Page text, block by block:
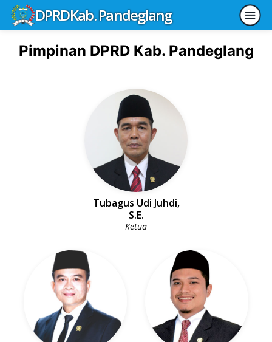
DPRDKab. Pandeglang
Pimpinan DPRD Kab. Pandeglang
Tubagus Udi Juhdi,
S.E.
Ketua